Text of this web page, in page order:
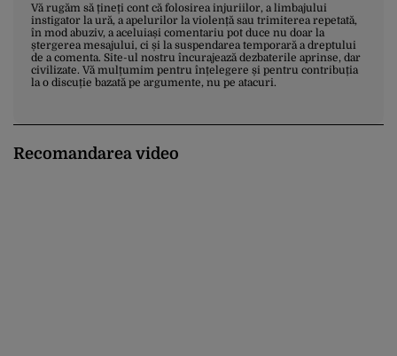
Vă rugăm să țineți cont că folosirea injuriilor, a limbajului
instigator la ură, a apelurilor la violență sau trimiterea repetată,
în mod abuziv, a aceluiași comentariu pot duce nu doar la
ștergerea mesajului, ci și la suspendarea temporară a dreptului
de a comenta. Site-ul nostru încurajează dezbaterile aprinse, dar
civilizate. Vă mulțumim pentru înțelegere și pentru contribuția
la o discuție bazată pe argumente, nu pe atacuri.
Recomandarea video